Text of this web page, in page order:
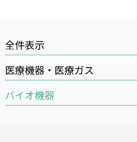
イベント・セミナー
全件表示
2026年度
2024年度
医療機器・医療ガス
バイオ機器